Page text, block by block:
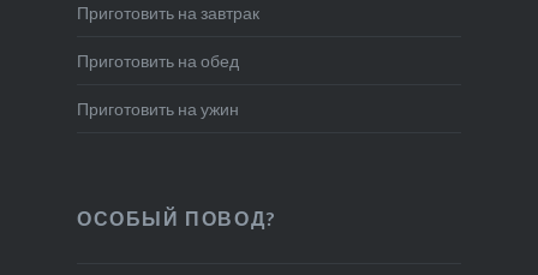
Приготовить на завтрак
Приготовить на обед
Приготовить на ужин
ОСОБЫЙ ПОВОД?